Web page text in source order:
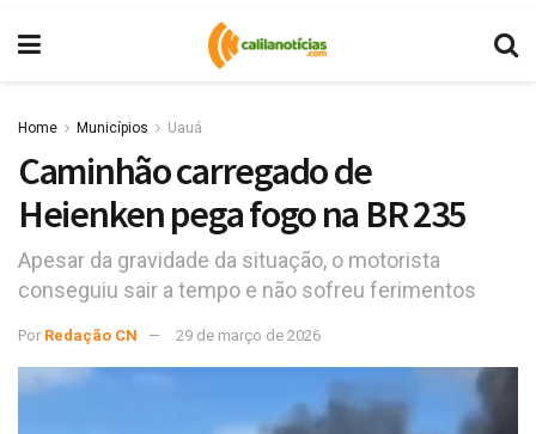
Home Municípios Uauá
Caminhão carregado de
Heienken pega fogo na BR 235
Apesar da gravidade da situação, o motorista
conseguiu sair a tempo e não sofreu ferimentos
Por Redação CN 29 de março de 2026